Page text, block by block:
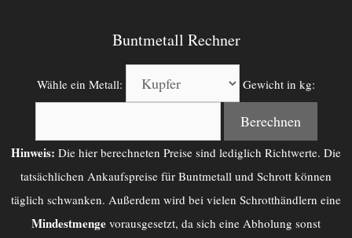
Buntmetall Rechner
Wähle ein Metall: Gewicht in kg:
Berechnen
Hinweis: Die hier berechneten Preise sind lediglich Richtwerte. Die
tatsächlichen Ankaufspreise für Buntmetall und Schrott können
täglich schwanken. Außerdem wird bei vielen Schrotthändlern eine
Mindestmenge vorausgesetzt, da sich eine Abholung sonst